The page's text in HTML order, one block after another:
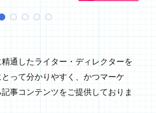
通したライター・ディレクターを
って分かりやすく、かつマーケ
事コンテンツをご提供しておりま